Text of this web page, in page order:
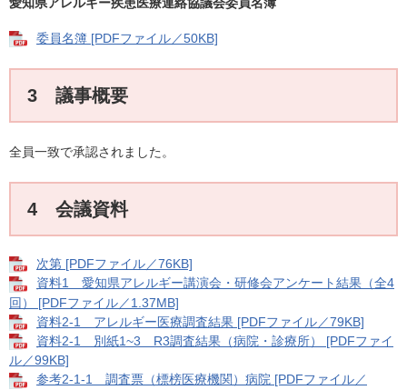
委員名簿 [PDFファイル／50KB]
3 議事概要
全員一致で承認されました。
4 会議資料
次第 [PDFファイル／76KB]
資料1 愛知県アレルギー講演会・研修会アンケート結果（全4
回） [PDFファイル／1.37MB]
資料2-1 アレルギー医療調査結果 [PDFファイル／79KB]
資料2-1 別紙1~3 R3調査結果（病院・診療所） [PDFファイ
ル／99KB]
参考2-1-1 調査票（標榜医療機関）病院 [PDFファイル／